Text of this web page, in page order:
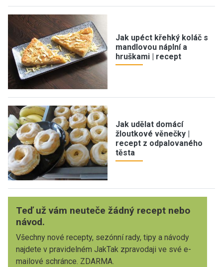
Jak upéct křehký koláč s
mandlovou náplní a
hruškami | recept
Jak udělat domácí
žloutkové věnečky |
recept z odpalovaného
těsta
Teď už vám neuteče žádný recept nebo
návod.
Všechny nové recepty, sezónní rady, tipy a návody
najdete v pravidelném JakTak zpravodaji ve své e-
mailové schránce. ZDARMA.